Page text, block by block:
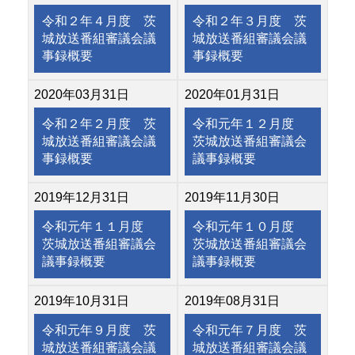
令和２年４月度 茨
城放送番組審議会議
事録概要
令和２年３月度 茨
城放送番組審議会議
事録概要
2020年03月31日
令和２年２月度 茨
城放送番組審議会議
事録概要
2020年01月31日
令和元年１２月度
茨城放送番組審議会
議事録概要
2019年12月31日
令和元年１１月度
茨城放送番組審議会
議事録概要
2019年11月30日
令和元年１０月度
茨城放送番組審議会
議事録概要
2019年10月31日
令和元年９月度 茨
城放送番組審議会議
2019年08月31日
令和元年７月度 茨
城放送番組審議会議